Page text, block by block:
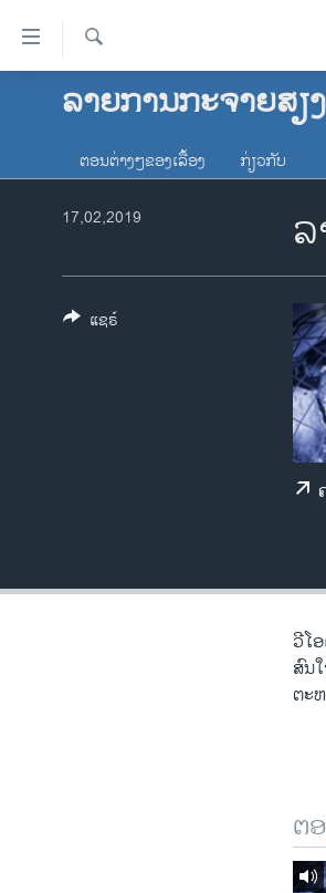
ລິ້ງ
ສຳຫລັບ
ຂ້າມ
ໂຮມເພຈ
ອາເມຣິກາ
ການເລືອກຕັ້ງ ປະທານາທີບໍດີ ສະຫະລັດ
ຂ່າວ​ຈີນ
ພາສາອັງກິດ
ລາຍການກະຈາຍສຽ
ຕອນຕ່າງໆຂອງເລື້ອງ ກ່ຽວກັບ
17,02,2019
ແຊຣ໌
ວີ​ໂ
ສົນ​
ຕະ
ຕ